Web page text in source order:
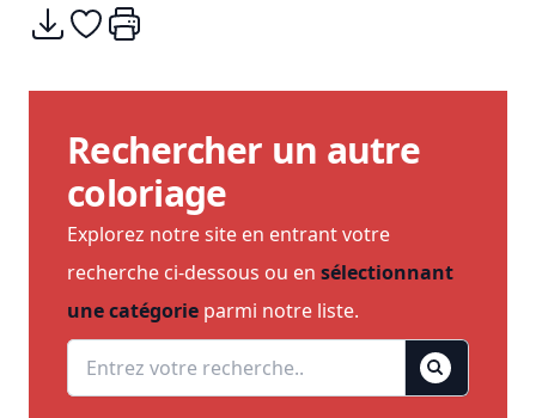
Télécharger
Ajouter à mes coups de coeurs
Imprimer
Rechercher un autre
coloriage
Explorez notre site en entrant votre
recherche ci-dessous ou en sélectionnant
une catégorie parmi notre liste.